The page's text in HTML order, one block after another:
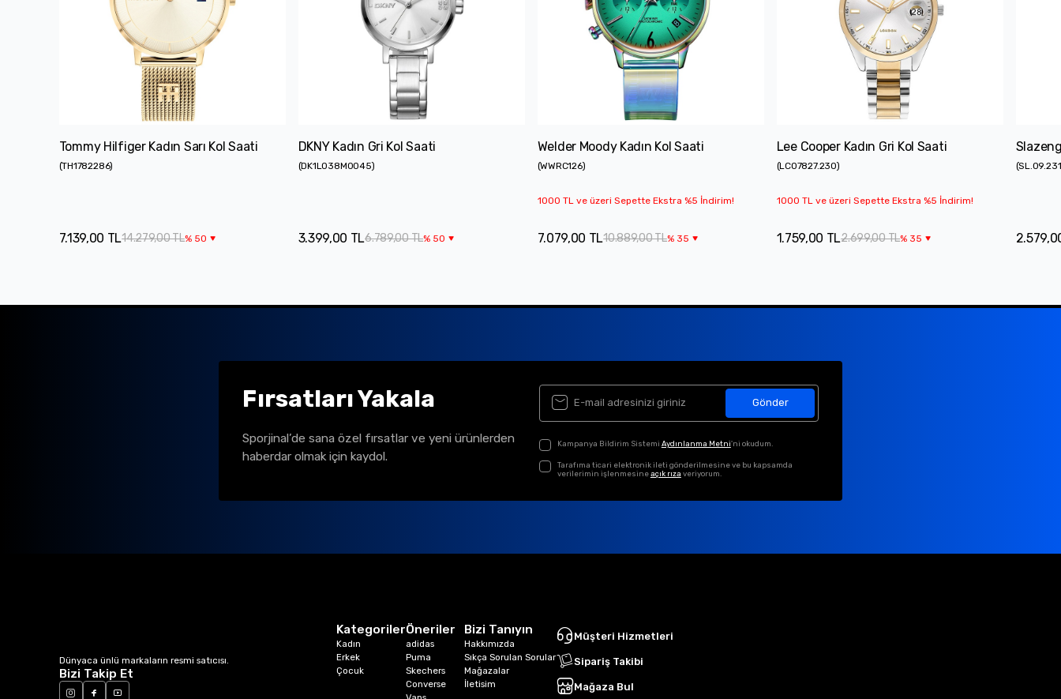
Tommy Hilfiger Kadın Sarı Kol Saati
(TH1782286)
14.279,00 TL% 50
7.139,00 TL
DKNY Kadın Gri Kol Saati
(DK1L038M0045)
6.789,00 TL% 50
3.399,00 TL
Welder Moody Kadın Kol Saati
(WWRC126)
1000 TL ve üzeri Sepette Ekstra %5 İndirim!
10.889,00 TL% 35
7.079,00 TL
Lee Cooper Kadın Gri Kol Saati
(LC07827.230)
1000 TL ve üzeri Sepette Ekstra %5 İndirim!
2.699,00 TL% 35
1.759,00 TL
(
Fırsatları Yakala
Sporjinal’de sana özel fırsatlar ve yeni ürünlerden
haberdar olmak için kaydol.
Gönder
Kampanya Bildirim Sistemi Aydınlanma Metni'ni okudum.
Tarafıma ticari elektronik ileti gönderilmesine ve bu kapsamda
verilerimin işlenmesineaçık rıza veriyorum.
Dünyaca ünlü markaların resmi satıcısı.
Bizi Takip Et
Kategoriler
Kadın
Erkek
Çocuk
Öneriler
adidas
Puma
Skechers
Converse
Bizi Tanıyın
Hakkımızda
Sıkça Sorulan Sorular
Mağazalar
İletisim
Müşteri Hizmetleri
Sipariş Takibi
Mağaza Bul